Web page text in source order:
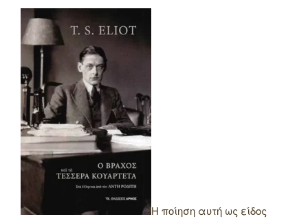
Η ποίηση αυτή ως είδος